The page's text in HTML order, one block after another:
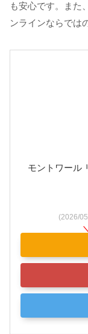
も安心です。また
ンラインならでは
モントワール
(2026/